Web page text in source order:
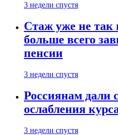
3 недели спустя
Стаж уже не так
больше всего
пенсии
3 недели спустя
Россиянам дали
ослабления
3 недели спустя